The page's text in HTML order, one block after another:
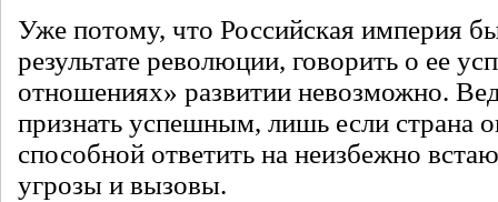
Уже потому, что Российская империя
результате революции, говорить о ее
отношениях» развитии невозможно.
признать успешным, лишь если страна
способной ответить на неизбежно
угрозы и вызовы.